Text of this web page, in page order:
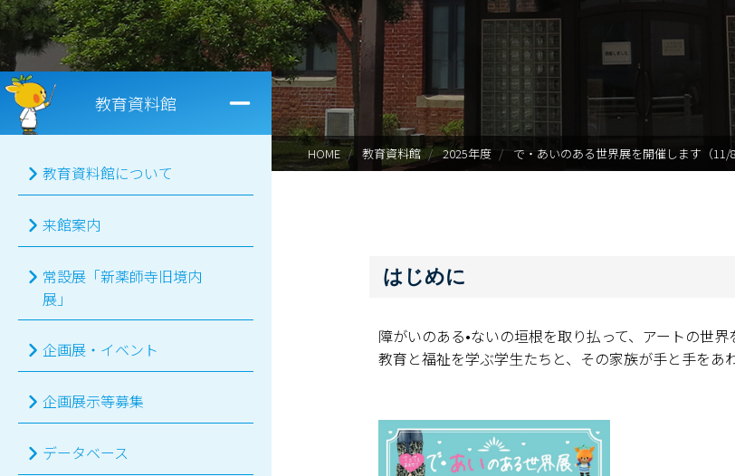
HOME 教育資料館 2025年度 で・あいのある世界展を開催します（11/8
教育資料館
教育資料館について
来館案内
常設展「新薬師寺旧境内
展」
企画展・イベント
企画展示等募集
データベース
はじめに
障がいのある•ないの垣根を取り払って、アートの世
教育と福祉を学ぶ学生たちと、その家族が手と手をあ